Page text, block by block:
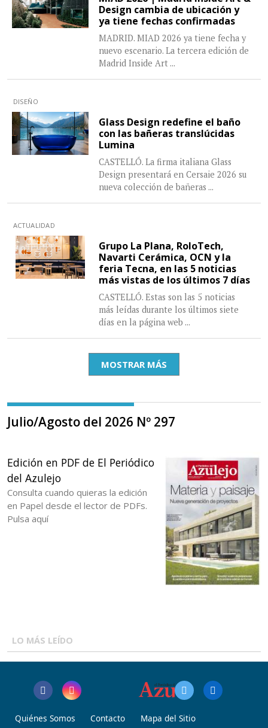
Design cambia de ubicación y
ya tiene fechas confirmadas
MADRID. MIAD 2026 ya tiene fecha y
nuevo escenario. La tercera edición de
Madrid Inside Art ...
DISEÑO
Glass Design redefine el baño
con las bañeras translúcidas
Lumina
CASTELLÓ. La firma italiana Glass
Design presentará en Cersaie 2026 su
nueva colección de bañeras ...
ACTUALIDAD
Grupo La Plana, RoloTech,
Navarti Cerámica, OCN y la
feria Tecna, en las 5 noticias
más vistas de los últimos 7 días
CASTELLÓ. Estas son las 5 noticias
más leídas durante los últimos siete
días en la página web ...
MOSTRAR MÁS
Julio/Agosto del 2026 Nº 297
Edición en PDF de El Periódico
del Azulejo
Consulta cuando quieras la edición
en Papel desde el lector de PDFs.
Pulsa aquí
LO MÁS LEÍDO
Quiénes Somos Contacto Mapa del Sitio